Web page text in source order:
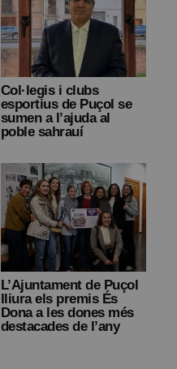
Col·legis i clubs
esportius de Puçol se
sumen a l’ajuda al
poble sahrauí
L’Ajuntament de Puçol
lliura els premis És
Dona a les dones més
destacades de l’any